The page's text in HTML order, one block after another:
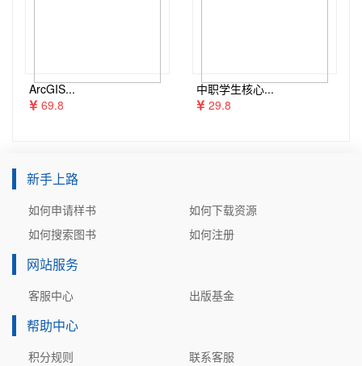
ArcGIS...
69.8
中职学生核心...
29.8
新手上路
如何申请样书
如何下载资源
如何搜索图书
如何注册
网站服务
客服中心 出版基金
帮助中心
积分规则 联系客服